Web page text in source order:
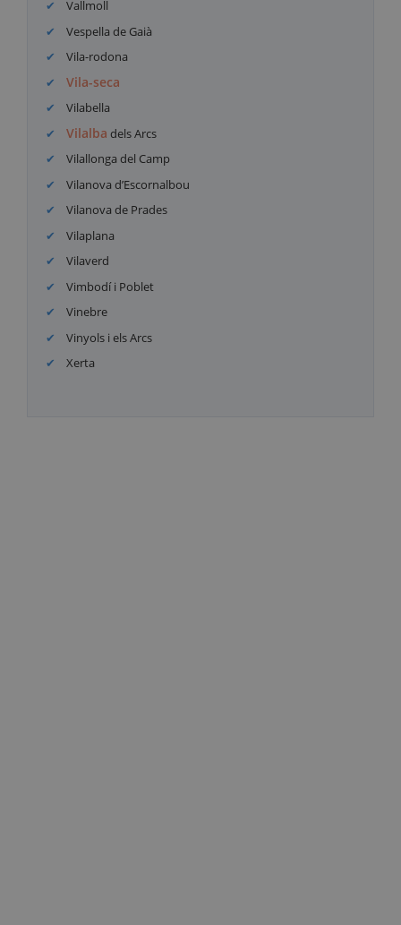
Vallmoll
Vespella de Gaià
Vila-rodona
Vila-seca
Vilabella
Vilalba dels Arcs
Vilallonga del Camp
Vilanova d’Escornalbou
Vilanova de Prades
Vilaplana
Vilaverd
Vimbodí i Poblet
Vinebre
Vinyols i els Arcs
Xerta